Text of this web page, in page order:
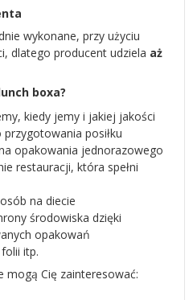
wykonane, przy użyciu
dlatego producent udziela aż
boxa?
kiedy jemy i jakiej jakości
posiłku
opakowania jednorazowego
restauracji, która spełni
na diecie
środowiska dzięki
opakowań
itp.
mogą Cię zainteresować: